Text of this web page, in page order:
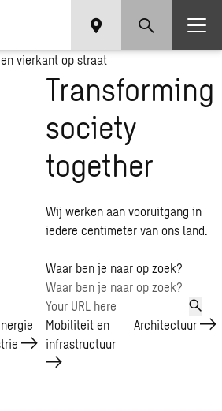
Transforming
society
together
Wij werken aan vooruitgang in
iedere centimeter van ons land.
Waar ben je naar op zoek?
Mobiliteit en
infrastructuur
Architectuur